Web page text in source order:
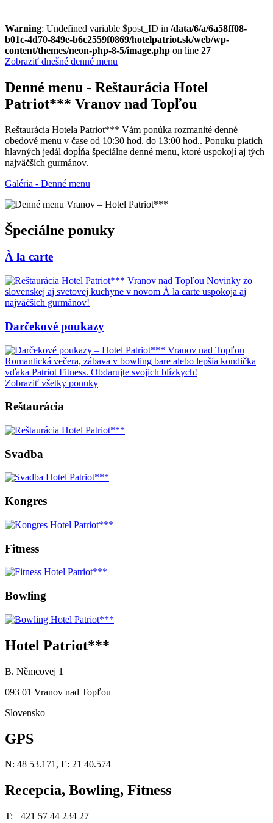
Warning: Undefined variable $post_ID in /data/6/a/6a58ff08-
b01c-4d70-849e-b6c2559f0869/hotelpatriot.sk/web/wp-
content/themes/neon-php-8-5/image.php on line 27
Zobraziť dnešné denné menu
Denné menu - Reštaurácia Hotel
Patriot*** Vranov nad Topľou
Reštaurácia Hotela Patriot*** Vám ponúka rozmanité denné
obedové menu v čase od 10:30 hod. do 13:00 hod.. Ponuku piatich
hlavných jedál dopĺňa špeciálne denné menu, ktoré uspokojí aj tých
najväčších gurmánov.
Galéria - Denné menu
Špeciálne ponuky
À la carte
Novinky zo
slovenskej aj svetovej kuchyne v novom À la carte uspokoja aj
najväčších gurmánov!
Darčekové poukazy
Romantická večera, zábava v bowling bare alebo lepšia kondička
vďaka Patriot Fitness. Obdarujte svojich blízkych!
Zobraziť všetky ponuky
Reštaurácia
Svadba
Kongres
Fitness
Bowling
Hotel Patriot***
B. Němcovej 1
093 01 Vranov nad Topľou
Slovensko
GPS
N: 48 53.171, E: 21 40.574
Recepcia, Bowling, Fitness
T: +421 57 44 234 27